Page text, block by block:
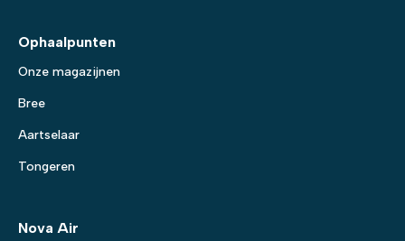
Ophaalpunten
Onze magazijnen
Bree
Aartselaar
Tongeren
Nova Air